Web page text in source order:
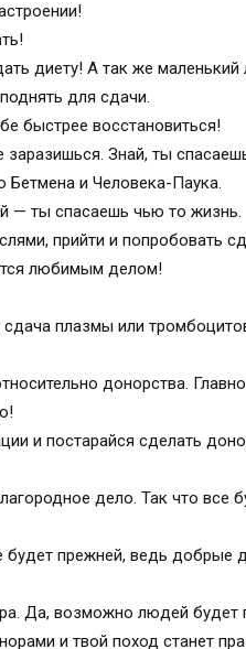
диету! А так же
для сдачи.
быстрее восcтановиться!
Знай, ты
Бетмена и Человека-Паука.
— ты спасаешь чью то жизнь.
прийти и попробовать
любимым делом!
сдача плазмы или
донорства.
и постарайся сделать
дело. Так что все
прежней, ведь добрые
Да, возможно людей будет
и твой поход станет